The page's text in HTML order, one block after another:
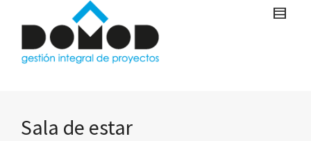
Sala de estar